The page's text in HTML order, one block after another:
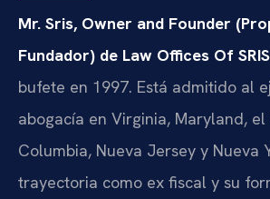
Mr. Sris, Owner and Founder
Fundador) de Law Offices Of
bufete en 1997. Está admitido al
abogacía en Virginia, Maryland,
Columbia, Nueva Jersey y Nueva
trayectoria como ex fiscal y su